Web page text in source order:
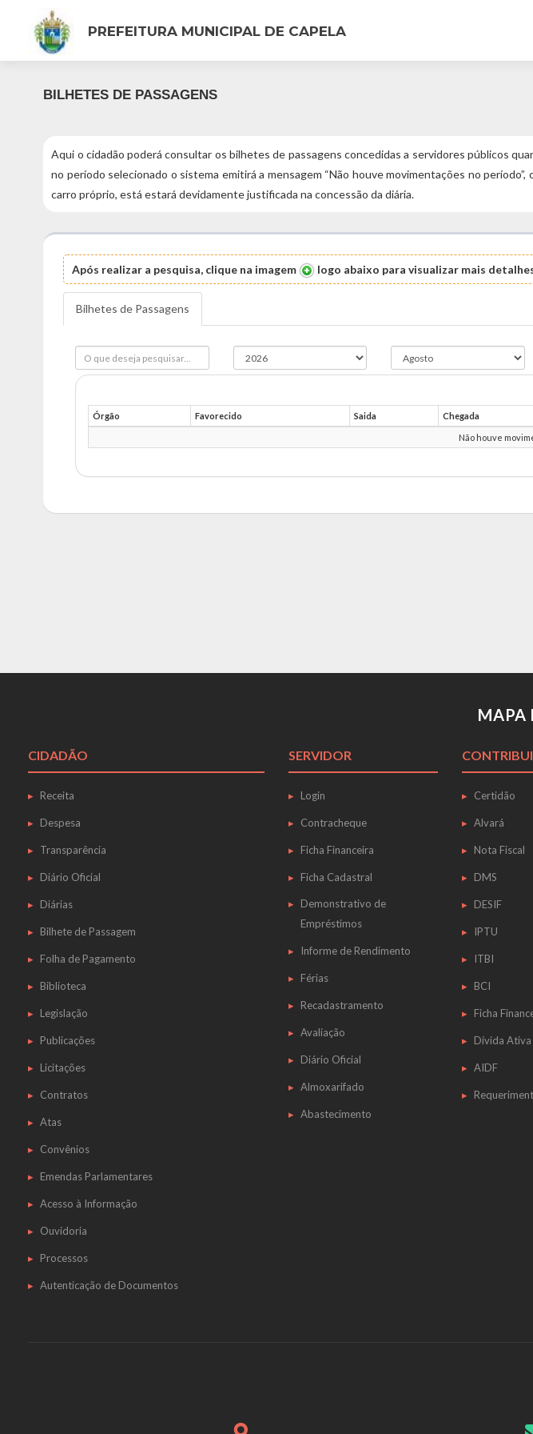
PREFEITURA MUNICIPAL DE CAPELA
BILHETES DE PASSAGENS
Aqui o cidadão poderá consultar os bilhetes de passagens concedidas a servidores públicos
no período selecionado o sistema emitirá a mensagem “Não houve movimentações no
carro próprio, está estará devidamente justificada na concessão da diária.
Após realizar a pesquisa, clique na imagem logo abaixo para visualizar mais
Bilhetes de Passagens
Órgão Favorecido Saida Chegada
Não houve
MAPA
CIDADÃO
Receita
Despesa
Transparência
Diário Oficial
Diárias
Bilhete de Passagem
Folha de Pagamento
Biblioteca
Legislação
Publicações
Licitações
Contratos
Atas
Convênios
Emendas Parlamentares
Acesso à Informação
Ouvidoria
Processos
Autenticação de Documentos
SERVIDOR
Login
Contracheque
Ficha Financeira
Ficha Cadastral
Demonstrativo de
Empréstimos
Informe de Rendimento
Férias
Recadastramento
Avaliação
Diário Oficial
Almoxarifado
Abastecimento
Certidão
Alvará
Nota Fiscal
DMS
DESIF
IPTU
ITBI
BCI
Ficha
Dívida Ativa
AIDF